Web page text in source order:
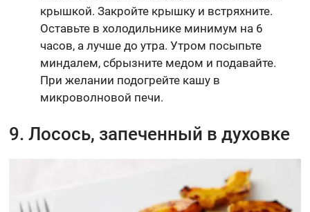
крышкой. Закройте крышку и встряхните.
Оставьте в холодильнике минимум на 6
часов, а лучше до утра. Утром посыпьте
миндалем, сбрызните медом и подавайте.
При желании подогрейте кашу в
микроволновой печи.
9. Лосось, запеченный в духовке